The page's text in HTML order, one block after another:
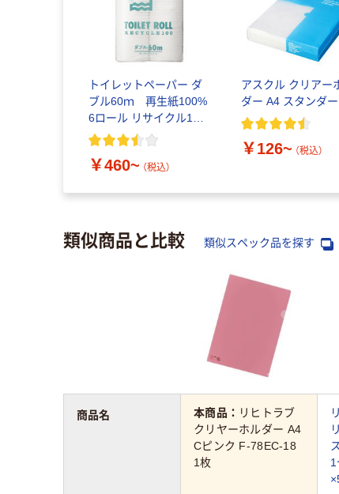
トイレットペーパー ダ
ブル60ｍ 再生紙100%
6ロール リサイクル100
芯あり FSC認証
￥460~ （税込）
アスクル クリアー
ダー A4 スタンダー
￥126~ （税込）
類似商品と比較 類似スペック品を探す
本商品： リヒトラブ
クリヤーホルダー A4
Cピンク F-78EC-18
1枚
1
商品名